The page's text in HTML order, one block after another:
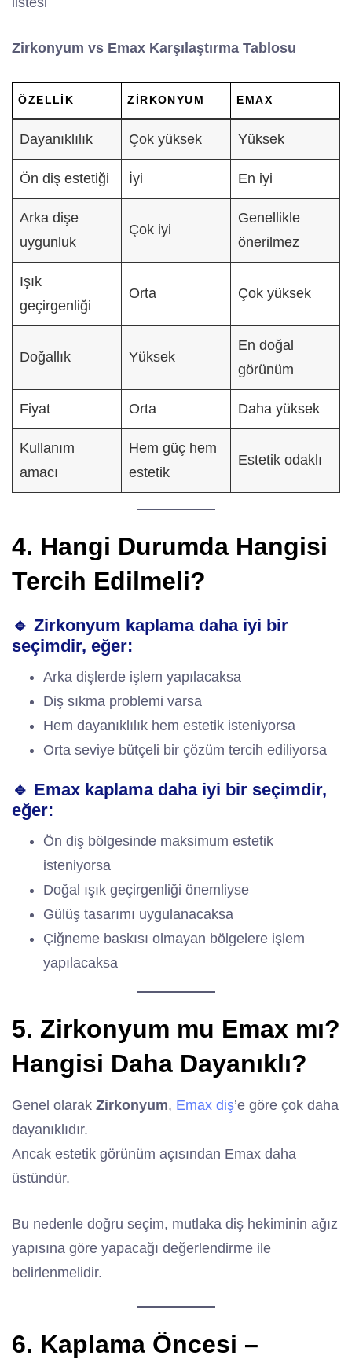
Zirkonyum vs Emax Karşılaştırma Tablosu
ÖZELLIK ZIRKONYUM EMAX
Dayanıklılık Çok yüksek Yüksek
Ön diş estetiği İyi En iyi
Arka dişe
uygunluk
Çok iyi
Genellikle
önerilmez
Işık
geçirgenliği
Orta Çok yüksek
Doğallık Yüksek
En doğal
görünüm
Fiyat Orta Daha yüksek
Kullanım
amacı
Hem güç hem
estetik
Estetik odaklı
4. Hangi Durumda Hangisi
Tercih Edilmeli?
🔹 Zirkonyum kaplama daha iyi bir
seçimdir, eğer:
Arka dişlerde işlem yapılacaksa
Diş sıkma problemi varsa
Hem dayanıklılık hem estetik isteniyorsa
Orta seviye bütçeli bir çözüm tercih ediliyorsa
🔹 Emax kaplama daha iyi bir seçimdir,
eğer:
Ön diş bölgesinde maksimum estetik
isteniyorsa
Doğal ışık geçirgenliği önemliyse
Gülüş tasarımı uygulanacaksa
Çiğneme baskısı olmayan bölgelere işlem
yapılacaksa
5. Zirkonyum mu Emax mı?
Hangisi Daha Dayanıklı?
Genel olarak Zirkonyum, Emax diş’e göre çok daha
dayanıklıdır.
Ancak estetik görünüm açısından Emax daha
üstündür.
Bu nedenle doğru seçim, mutlaka diş hekiminin ağız
yapısına göre yapacağı değerlendirme ile
belirlenmelidir.
6. Kaplama Öncesi –